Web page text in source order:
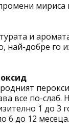
мириса
и
най-добре го
все по-слаб.
1 до 3
6 до 12 месеца.